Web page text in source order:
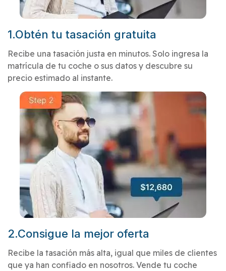
1.Obtén tu tasación gratuita
Recibe una tasación justa en minutos. Solo ingresa la
matrícula de tu coche o sus datos y descubre su
precio estimado al instante.
2.Consigue la mejor oferta
Recibe la tasación más alta, igual que miles de clientes
que ya han confiado en nosotros. Vende tu coche